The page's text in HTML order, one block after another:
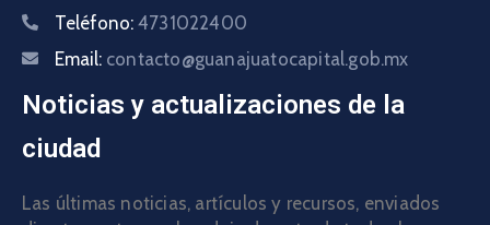
Teléfono: 4731022400
Email: contacto@guanajuatocapital.gob.mx
Noticias y actualizaciones de la
ciudad
Las últimas noticias, artículos y recursos, enviados